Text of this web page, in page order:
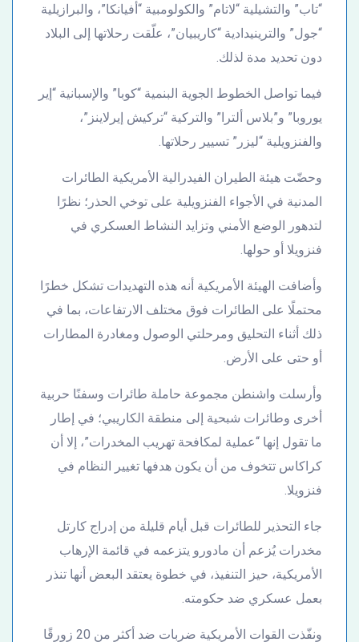
“تاب” والتشيلية “لاتام” والكولومبية “أفيانكا”، والبرازيلية
“جول” والترينيدادية “كاريبيان”، علّقت رحلاتها إلى البلاد
دون تحديد مدة لذلك.
فيما تواصل الخطوط الجوية البنمية “كوبا” والإسبانية “إير
يوروبا” و”بلاس ألترا” والتركية “تركيش إيرلاينز”،
والفنزويلية “ليزر” تسيير رحلاتها.
وحضّت هيئة الطيران الفيدرالية الأمريكية الطائرات
المدنية في الأجواء الفنزويلية على توخي الحذر؛ نظرًا
لتدهور الوضع الأمني وتزايد النشاط العسكري في
فنزويلا أو حولها.
وأضافت الهيئة الأمريكية أنه هذه التهديدات تشكل خطرًا
محتملًا على الطائرات فوق مختلف الارتفاعات، بما في
ذلك أثناء التحليق ومرحلتي الوصول ومغادرة المطارات
أو حتى على الأرض.
وأرسلت واشنطن مجموعة حاملة طائرات وسفنًا حربية
أخرى وطائرات شبحية إلى منطقة الكاريبي؛ في إطار
ما تقول إنها “عملية لمكافحة تهريب المخدرات”، إلا أن
كراكاس تتخوف من أن يكون هدفها تغيير النظام في
فنزويلا.
جاء التحذير للطائرات قبل أيام قليلة من إدراج كارتل
مخدرات يُزعم أن مادورو يتزعمه في قائمة الإرهاب
الأمريكية، حيز التنفيذ، في خطوة يعتقد البعض أنها تنذر
بعمل عسكري ضد حكومته.
ونفّذت القوات الأمريكية ضربات ضد أكثر من 20 زورقًا